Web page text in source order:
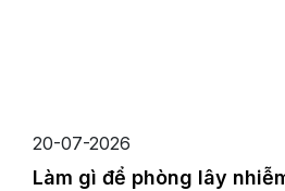
20-07-2026
Làm gì để phòng lây